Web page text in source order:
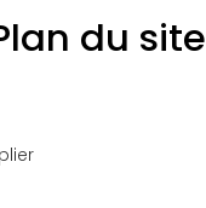
du site